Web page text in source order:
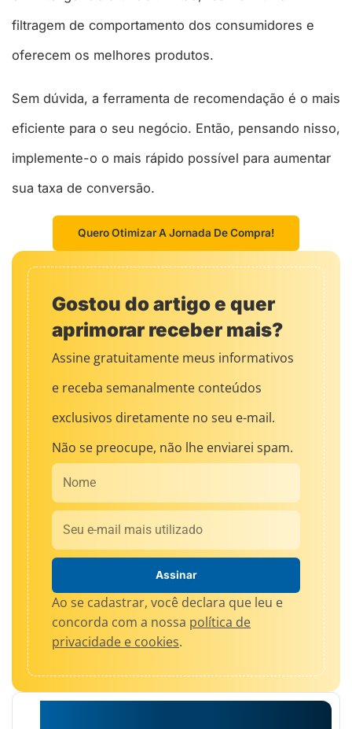
filtragem de comportamento dos consumidores e
oferecem os melhores produtos.
Sem dúvida, a ferramenta de recomendação é o mais
eficiente para o seu negócio. Então, pensando nisso,
implemente-o o mais rápido possível para aumentar
sua taxa de conversão.
Quero Otimizar A Jornada De Compra!
Gostou do artigo e quer
aprimorar receber mais?
Assine gratuitamente meus informativos
e receba semanalmente conteúdos
exclusivos diretamente no seu e-mail.
Não se preocupe, não lhe enviarei spam.
Nome
Email
Assinar
Ao se cadastrar, você declara que leu e
concorda com a nossa política de
privacidade e cookies.